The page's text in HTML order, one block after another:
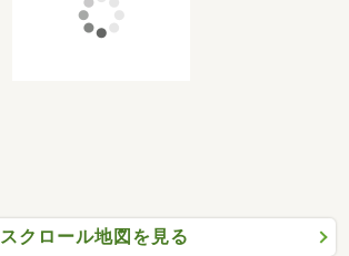
スクロール地図を見る